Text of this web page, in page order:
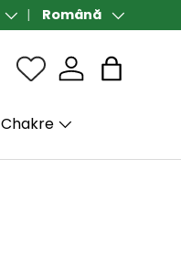
LimbăRomână
Sac
Chakre